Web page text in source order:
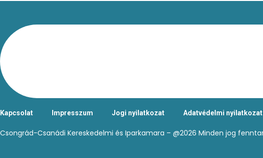
Kapcsolat Impresszum Jogi nyilatkozat Adatvédelmi nyilatkozat
Csongrád-Csanádi Kereskedelmi és Iparkamara – @2026 Minden jog